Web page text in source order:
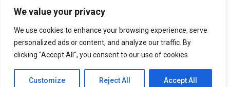
We value your privacy
We use cookies to enhance your browsing experience, serve
personalized ads or content, and analyze our traffic. By
clicking "Accept All", you consent to our use of cookies.
Customize Reject All Accept All
Scarica ora
A
l
t
r
n
Alle Rechte vorbehalten . © 2022 Intent Amplify
Datenschutz-
BestimmungenWoAbmelden